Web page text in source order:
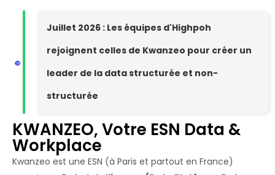
Juillet 2026 : Les équipes d'Highpoh
rejoignent celles de Kwanzeo pour créer un
leader de la data structurée et non-
structurée
KWANZEO, Votre ESN Data &
Workplace
Kwanzeo est une ESN (à Paris et partout en France)